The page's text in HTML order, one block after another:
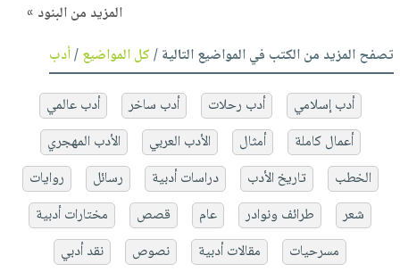
المزيد من البنود »
تصفح المزيد من الكتب في المواضيع التالية /كل المواضيع/أدب
أدب إسلامي أدب رحلات أدب ساخر
أدب عالمي
أعمال كاملة
أمثال الأدب العربي
الأدب المهجري
الخطب
تاريخ الأدب دراسات أدبية رسائل
روايات
شعر
طرائف ونوادر عام قصص
مختارات أدبية
مسرحيات
مقالات أدبية نصوص نقد أدبي